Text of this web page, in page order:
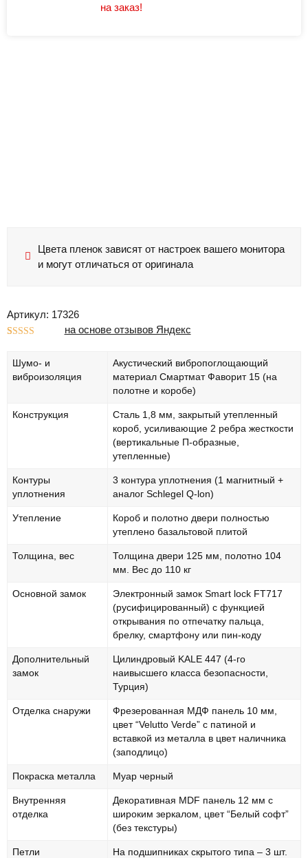
Артикул: 17326
основе
опроса
пользователя
на основе отзывов Яндекс
Шумо- и
виброизоляция
Акустический вибропоглощающий
материал Смартмат Фаворит 15 (на
полотне и коробе)
Конструкция
Сталь 1,8 мм, закрытый утепленный
короб, усиливающие 2 ребра жесткости
(вертикальные П-образные,
утепленные)
Контуры
уплотнения
3 контура уплотнения (1 магнитный +
аналог Schlegel Q-lon)
Утепление
Короб и полотно двери полностью
утеплено базальтовой плитой
Толщина, вес
Толщина двери 125 мм, полотно 104
мм. Вес до 110 кг
Основной замок
Электронный замок Smart lock FT717
(русифицированный) с функцией
открывания по отпечатку пальца,
брелку, смартфону или пин-коду
Дополнительный
замок
Цилиндровый KALE 447 (4-го
наивысшего класса безопасности,
Турция)
Отделка снаружи
Фрезерованная МДФ панель 10 мм,
цвет “Velutto Verde” с патиной и
вставкой из металла в цвет наличника
(заподлицо)
Покраска металла Муар черный
Внутренняя
отделка
Декоративная MDF панель 12 мм с
широким зеркалом, цвет “Белый софт”
(без текстуры)
Петли На подшипниках скрытого типа – 3 шт.
на заказ!
Цвета пленок зависят от настроек вашего монитора
и могут отличаться от оригинала